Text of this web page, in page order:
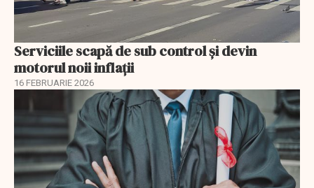
Serviciile scapă de sub control și devin
motorul noii inflații
16 FEBRUARIE 2026